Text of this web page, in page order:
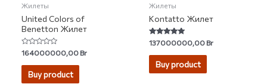
Жилеты
United Colors of
Benetton Жилет
Rated
0
out
164000000,00Br
Buy product
Жилеты
Kontatto Жилет
Rated
5.00
out of 5
137000000,00Br
Buy product